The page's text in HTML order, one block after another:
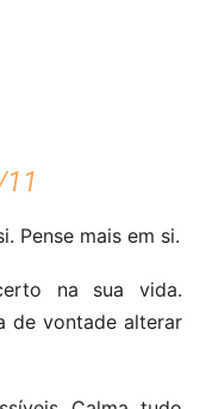
Pense mais em si.
na sua vida.
de vontade alterar